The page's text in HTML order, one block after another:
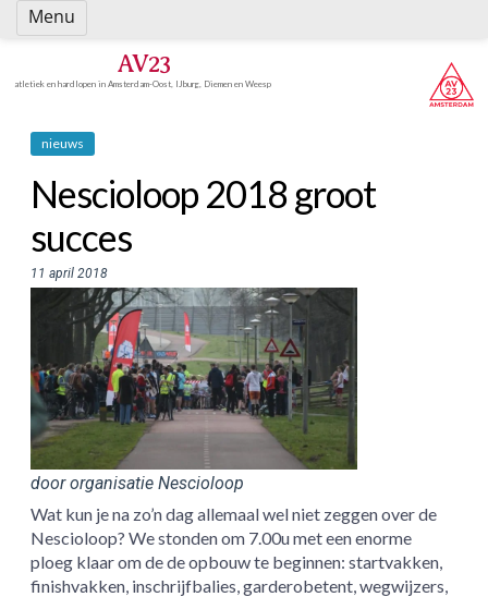
Spring
naar
AV23
atletiek en hardlopen in Amsterdam-Oost, IJburg, Diemen en Weesp
nieuws
Nescioloop 2018 groot
succes
11 april 2018
door organisatie Nescioloop
Wat kun je na zo’n dag allemaal wel niet zeggen over de
Nescioloop? We stonden om 7.00u met een enorme
ploeg klaar om de de opbouw te beginnen: startvakken,
finishvakken, inschrijfbalies, garderobetent, wegwijzers,
Menu